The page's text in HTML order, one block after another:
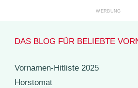
DAS BLOG FÜR BELIEBTE
Vornamen-Hitliste 2025
Horstomat